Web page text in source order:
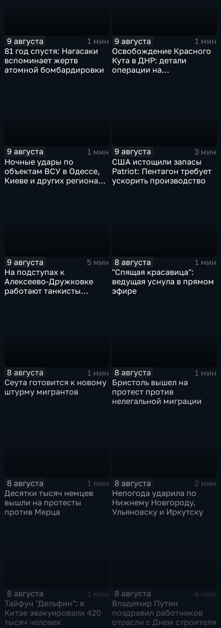
9 августа
1 мин
81 год спустя: Нагасаки
вспоминает жертв
атомной бомбардировки
9 августа
1 мин
Освобождение Красного
Кута в ДНР: детали
операции на
9 августа
1 мин
Ночные удары по
объектам ВСУ в Одессе,
Киеве и других регионах
9 августа
3 мин
США истощили запасы
Patriot: Пентагон требует
ускорить производство
9 августа
5 мин
На подступах к
Алексеево-Дружковке
работают танкисты
8 августа
1 мин
"Спящая красавица":
ведущая уснула в прямом
эфире
8 августа
1 мин
Сеута готовится к новому
штурму мигрантов
8 августа
1 мин
Бристоль вышел на
протест против
нелегальной миграции
8 августа
1 мин
Десятки тысяч немцев
вышли на протесты
против Мерца
8 августа
2 мин
Непогода ударила по
Нижнему Новгороду,
Ульяновску и Иркутску
8 августа
1 мин
Тайфун "Дельфин": в
Китае эвакуировали 420
тысяч человек
8 августа
4 мин
Владимир Путин
поздравил работников
отрасли с Днем строителя